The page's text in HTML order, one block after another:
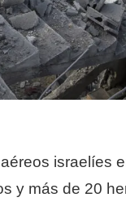
israelíes
y más de 20